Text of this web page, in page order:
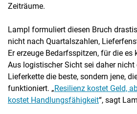
Zeiträume.
Lampl formuliert diesen Bruch
nicht nach Quartalszahlen,
Er erzeuge Bedarfsspitzen, für die es
Aus logistischer Sicht sei daher
Lieferkette die beste, sondern jene,
funktioniert. „Resilienz kostet Geld,
kostet Handlungsfähigkeit“, sagt